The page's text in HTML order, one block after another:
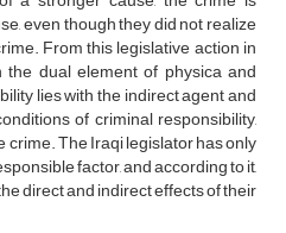
even though they did not realize
From this legislative action in
dual element of physica and
lies with the indirect agent and
of criminal responsibility,
The Iraqi legislator has only
factor, and according to it,
direct and indirect effects of their